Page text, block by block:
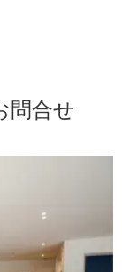
問合せ